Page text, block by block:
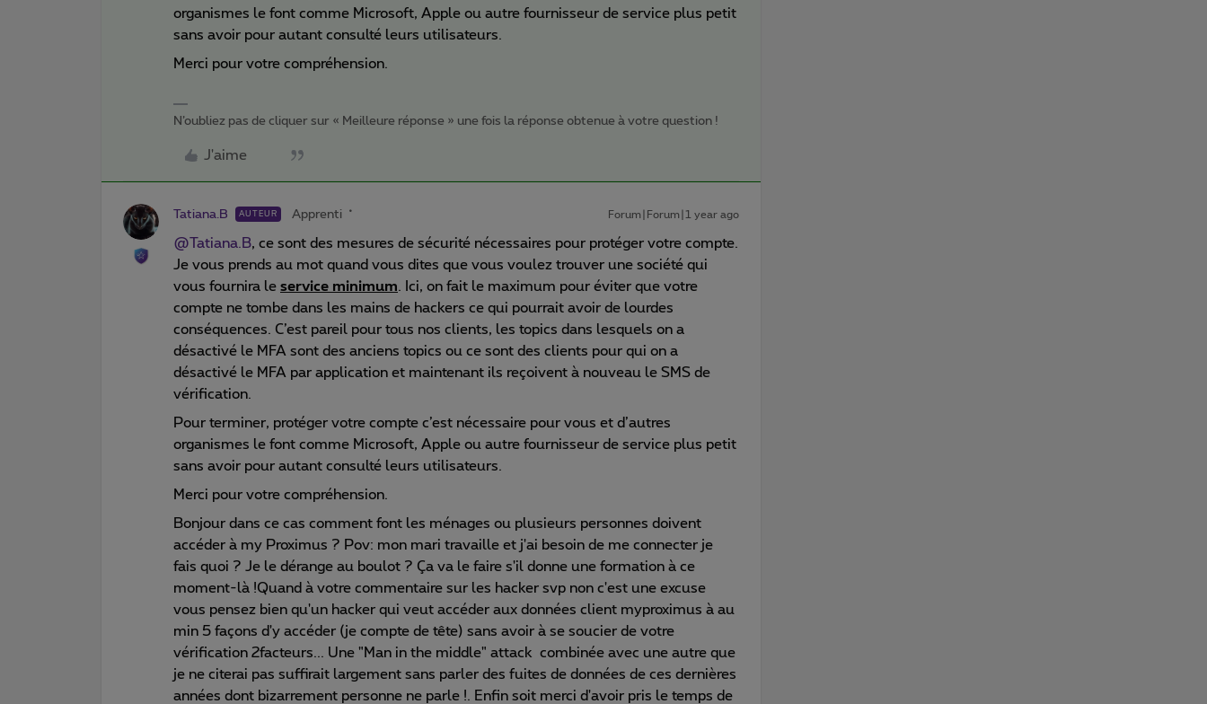
organismes le font comme Microsoft, Apple ou autre fournisseur de service plus petit
sans avoir pour autant consulté leurs utilisateurs.
Merci pour votre compréhension.
N’oubliez pas de cliquer sur « Meilleure réponse » une fois la réponse obtenue à votre question !
J'aime
Tatiana.B AUTEUR Apprenti Forum|Forum|1 year ago
@Tatiana.B, ce sont des mesures de sécurité nécessaires pour protéger votre compte.
Je vous prends au mot quand vous dites que vous voulez trouver une société qui
vous fournira le service minimum . Ici, on fait le maximum pour éviter que votre
compte ne tombe dans les mains de hackers ce qui pourrait avoir de lourdes
conséquences. C’est pareil pour tous nos clients, les topics dans lesquels on a
désactivé le MFA sont des anciens topics ou ce sont des clients pour qui on a
désactivé le MFA par application et maintenant ils reçoivent à nouveau le SMS de
vérification.
Pour terminer, protéger votre compte c’est nécessaire pour vous et d’autres
organismes le font comme Microsoft, Apple ou autre fournisseur de service plus petit
sans avoir pour autant consulté leurs utilisateurs.
Merci pour votre compréhension.
Bonjour dans ce cas comment font les ménages ou plusieurs personnes doivent
accéder à my Proximus ? Pov: mon mari travaille et j'ai besoin de me connecter je
fais quoi ? Je le dérange au boulot ? Ça va le faire s'il donne une formation à ce
moment-là !Quand à votre commentaire sur les hacker svp non c'est une excuse
vous pensez bien qu'un hacker qui veut accéder aux données client myproximus à au
min 5 façons d'y accéder (je compte de tête) sans avoir à se soucier de votre
vérification 2facteurs... Une "Man in the middle" attack combinée avec une autre que
je ne citerai pas suffirait largement sans parler des fuites de données de ces dernières
années dont bizarrement personne ne parle !. Enfin soit merci d'avoir pris le temps de